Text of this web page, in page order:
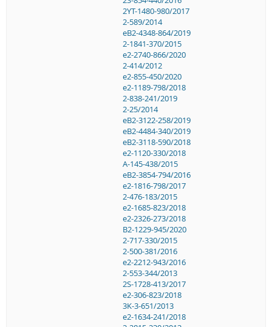
2YT-1480-980/2017
2-589/2014
eB2-4348-864/2019
2-1841-370/2015
e2-2740-866/2020
2-414/2012
e2-855-450/2020
e2-1189-798/2018
2-838-241/2019
2-25/2014
eB2-3122-258/2019
eB2-4484-340/2019
eB2-3118-590/2018
e2-1120-330/2018
A-145-438/2015
eB2-3854-794/2016
e2-1816-798/2017
2-476-183/2015
e2-1685-823/2018
e2-2326-273/2018
B2-1229-945/2020
2-717-330/2015
2-500-381/2016
e2-2212-943/2016
2-553-344/2013
2S-1728-413/2017
e2-306-823/2018
3K-3-651/2013
e2-1634-241/2018